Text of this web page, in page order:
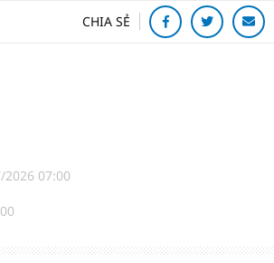
CHIA SẺ
2026 07:00